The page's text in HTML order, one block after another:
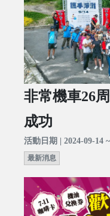
非常機車26
成功
活動日期 | 2024-09-14
最新消息